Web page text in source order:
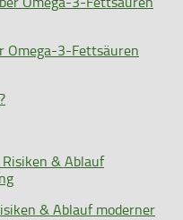
Omega-3-Fettsäuren
& Ablauf moderner